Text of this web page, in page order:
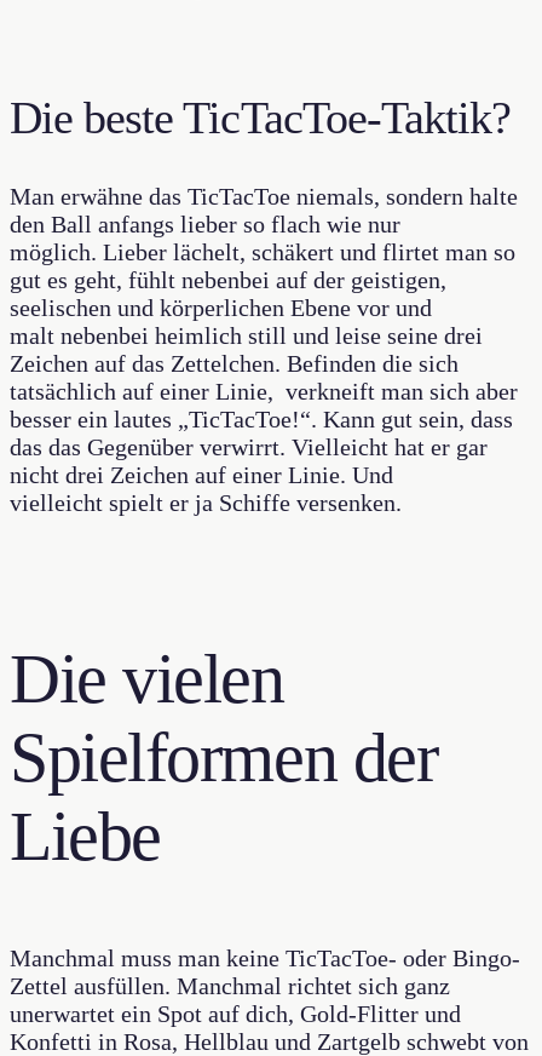
Die beste TicTacToe-Taktik?
Man erwähne das TicTacToe niemals, sondern halte
den Ball anfangs lieber so flach wie nur
möglich. Lieber lächelt, schäkert und flirtet man so
gut es geht, fühlt nebenbei auf der geistigen,
seelischen und körperlichen Ebene vor und
malt nebenbei heimlich still und leise seine drei
Zeichen auf das Zettelchen. Befinden die sich
tatsächlich auf einer Linie, verkneift man sich aber
besser ein lautes „TicTacToe!“. Kann gut sein, dass
das das Gegenüber verwirrt. Vielleicht hat er gar
nicht drei Zeichen auf einer Linie. Und
vielleicht spielt er ja Schiffe versenken.
Die vielen
Spielformen der
Liebe
Manchmal muss man keine TicTacToe- oder Bingo-
Zettel ausfüllen. Manchmal richtet sich ganz
unerwartet ein Spot auf dich, Gold-Flitter und
Konfetti in Rosa, Hellblau und Zartgelb schwebt von